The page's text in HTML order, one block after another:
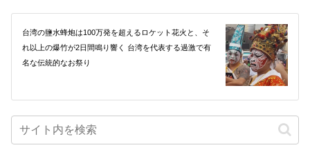
台湾の鹽水蜂炮は100万発を超えるロケット花火と、そ
れ以上の爆竹が2日間鳴り響く 台湾を代表する過激で有
名な伝統的なお祭り